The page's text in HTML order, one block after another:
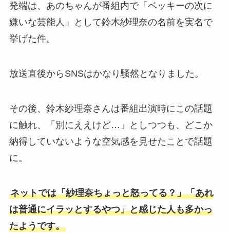
発端は、あのちゃんが番組内で「ベッキーの次に
嫌いな芸能人」として鈴木紗理奈の名前を実名で
挙げた件。
放送直後からSNSはかなり騒然となりました。
その後、鈴木紗理奈さんは番組出演時にこの話題
に触れ、「別にええけど…」としつつも、どこか
納得していないような空気感を見せたことで話題
に。
ネットでは「紗理奈ちょっと怒ってる？」「あれ
は普通にイラッとするやつ」と感じた人も多かっ
たようです。